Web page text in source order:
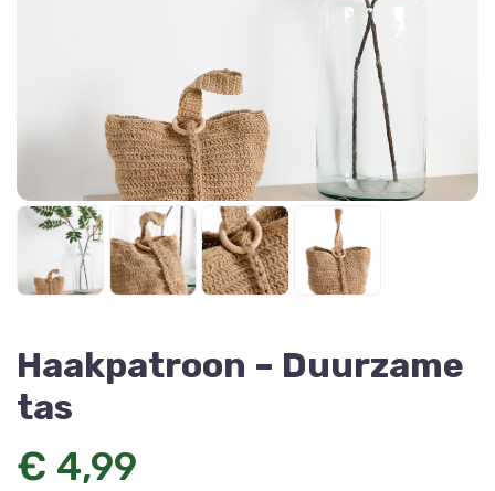
Haakpatroon – Duurzame
tas
€ 4,99